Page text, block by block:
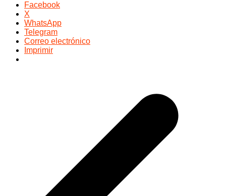
Facebook
X
WhatsApp
Telegram
Correo electrónico
Imprimir